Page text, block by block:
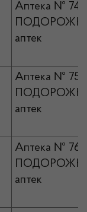
Аптека № 74
аптек
Аптека № 75
аптек
Аптека № 76
аптек